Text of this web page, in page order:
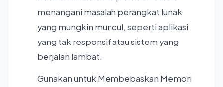
menangani masalah perangkat lunak
yang mungkin muncul, seperti aplikasi
yang tak responsif atau sistem yang
berjalan lambat.
Gunakan untuk Membebaskan Memori